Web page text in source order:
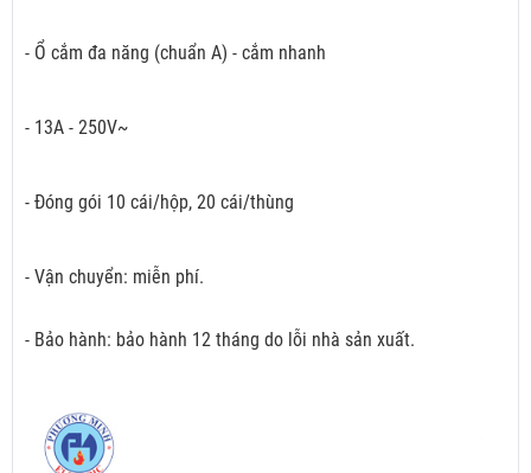
- Ổ cắm đa năng (chuẩn A) - cắm nhanh
- 13A - 250V~
- Đóng gói 10 cái/hộp, 20 cái/thùng
- Vận chuyển: miễn phí.
- Bảo hành: bảo hành 12 tháng do lỗi nhà sản xuất.